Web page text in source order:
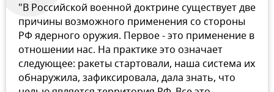
"В Российской военной доктрине существует две
причины возможного применения со стороны
РФ ядерного оружия. Первое - это применение в
отношении нас. На практике это означает
следующее: ракеты стартовали, наша система их
обнаружила, зафиксировала, дала знать, что